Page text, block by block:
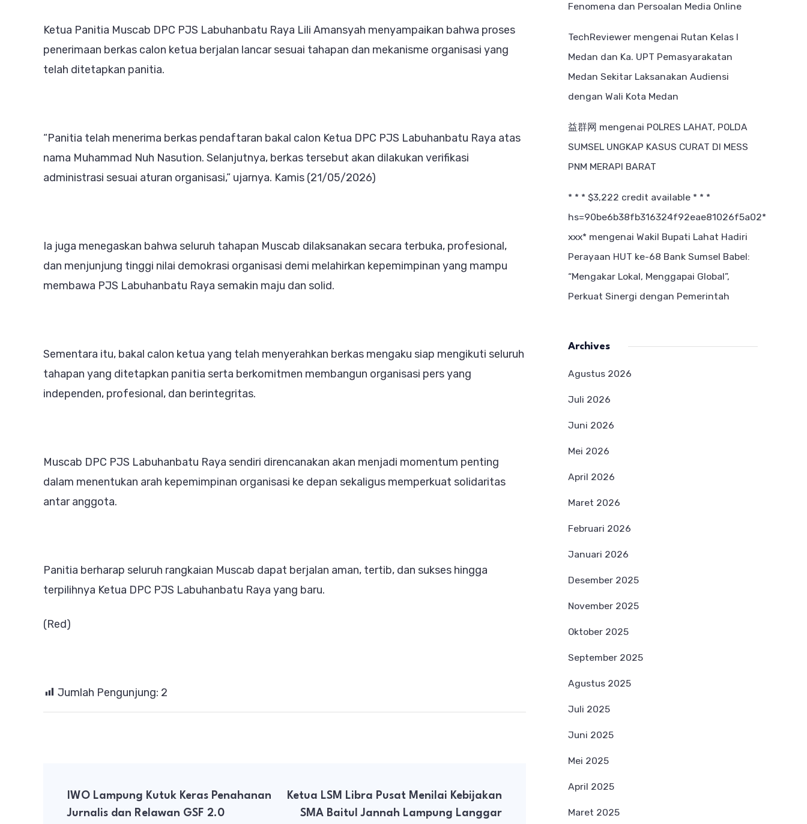
Ketua Panitia Muscab DPC PJS Labuhanbatu Raya Lili Amansyah menyampaikan bahwa proses
penerimaan berkas calon ketua berjalan lancar sesuai tahapan dan mekanisme organisasi yang
telah ditetapkan panitia.
“Panitia telah menerima berkas pendaftaran bakal calon Ketua DPC PJS Labuhanbatu Raya atas
nama Muhammad Nuh Nasution. Selanjutnya, berkas tersebut akan dilakukan verifikasi
administrasi sesuai aturan organisasi,” ujarnya. Kamis (21/05/2026)
Ia juga menegaskan bahwa seluruh tahapan Muscab dilaksanakan secara terbuka, profesional,
dan menjunjung tinggi nilai demokrasi organisasi demi melahirkan kepemimpinan yang mampu
membawa PJS Labuhanbatu Raya semakin maju dan solid.
Sementara itu, bakal calon ketua yang telah menyerahkan berkas mengaku siap mengikuti seluruh
tahapan yang ditetapkan panitia serta berkomitmen membangun organisasi pers yang
independen, profesional, dan berintegritas.
Muscab DPC PJS Labuhanbatu Raya sendiri direncanakan akan menjadi momentum penting
dalam menentukan arah kepemimpinan organisasi ke depan sekaligus memperkuat solidaritas
antar anggota.
Panitia berharap seluruh rangkaian Muscab dapat berjalan aman, tertib, dan sukses hingga
terpilihnya Ketua DPC PJS Labuhanbatu Raya yang baru.
(Red)
Jumlah Pengunjung: 2
Navigation
IWO Lampung Kutuk Keras Penahanan
Jurnalis dan Relawan GSF 2.0
Ketua LSM Libra Pusat Menilai Kebijakan
SMA Baitul Jannah Lampung Langgar
Fenomena dan Persoalan Media Online
TechReviewer mengenai Rutan Kelas I
Medan dan Ka. UPT Pemasyarakatan
Medan Sekitar Laksanakan Audiensi
dengan Wali Kota Medan
益群网 mengenai POLRES LAHAT, POLDA
SUMSEL UNGKAP KASUS CURAT DI MESS
PNM MERAPI BARAT
* * * $3,222 credit available * * *
hs=90be6b38fb316324f92eae81026f5a02*
ххх* mengenai Wakil Bupati Lahat Hadiri
Perayaan HUT ke-68 Bank Sumsel Babel:
“Mengakar Lokal, Menggapai Global”,
Perkuat Sinergi dengan Pemerintah
Archives
Agustus 2026
Juli 2026
Juni 2026
Mei 2026
April 2026
Maret 2026
Februari 2026
Januari 2026
Desember 2025
November 2025
Oktober 2025
September 2025
Agustus 2025
Juli 2025
Juni 2025
Mei 2025
April 2025
Maret 2025